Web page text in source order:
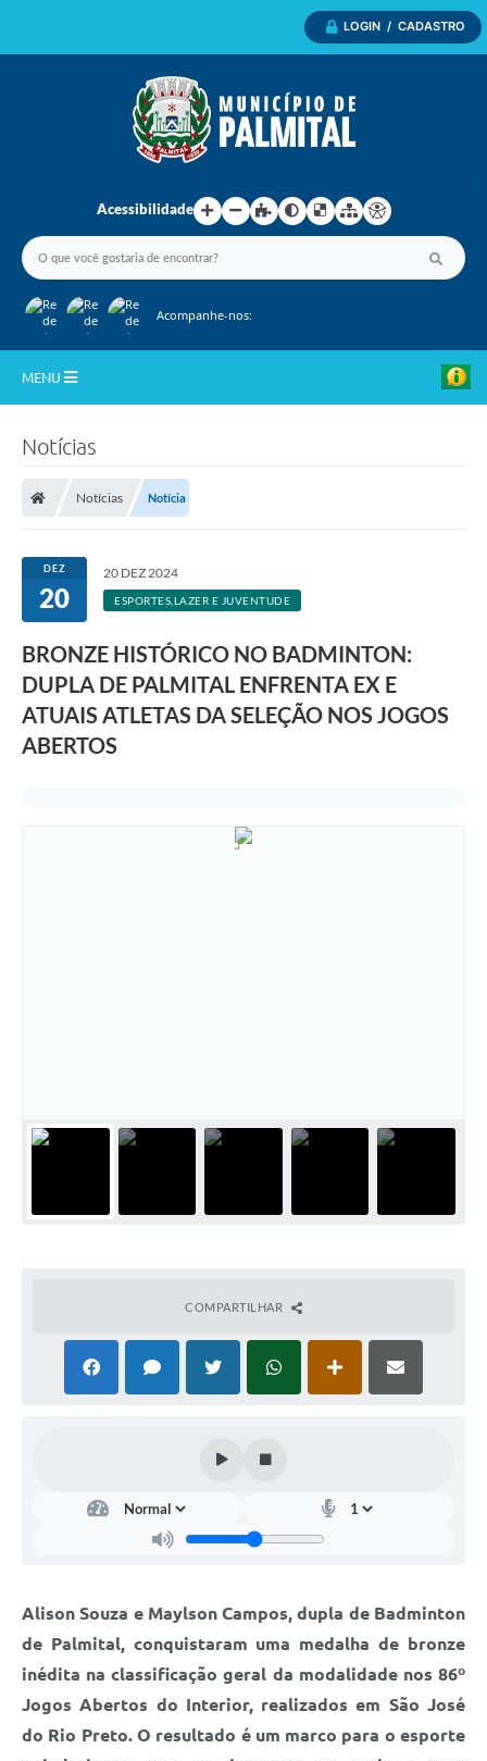
LOGIN / CADASTRO
Acessibilidade
Acompanhe-nos:
MENU
Departamentos
Câmara Municipal
Notícias
Notícias Notícia
DEZ
20
20 DEZ 2024
ESPORTES,LAZER E JUVENTUDE
BRONZE HISTÓRICO NO BADMINTON:
DUPLA DE PALMITAL ENFRENTA EX E
ATUAIS ATLETAS DA SELEÇÃO NOS JOGOS
ABERTOS
COMPARTILHAR
Alison Souza e Maylson Campos, dupla de Badminton
de Palmital, conquistaram uma medalha de bronze
inédita na classificação geral da modalidade nos 86º
Jogos Abertos do Interior, realizados em São José
do Rio Preto. O resultado é um marco para o esporte